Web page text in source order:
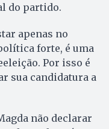
do partido.
apenas no
forte, é uma
Por isso é
sua candidatura a
não declarar